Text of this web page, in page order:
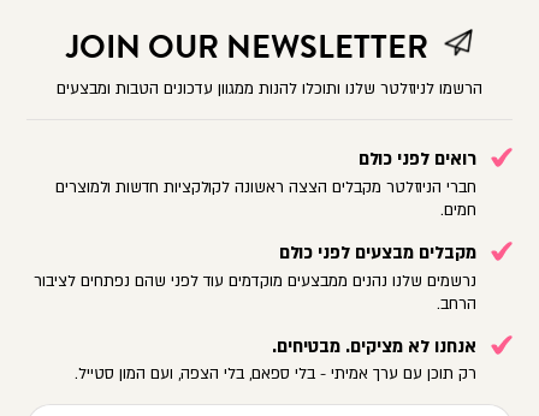
JOIN OUR NEWSLETTER
הרשמו לניוזלטר שלנו ותוכלו להנות ממגוון עדכונים הטבות ומבצעים
רואים לפני כולם
חברי הניוזלטר מקבלים הצצה ראשונה לקולקציות חדשות ולמוצרים
חמים.
מקבלים מבצעים לפני כולם
נרשמים שלנו נהנים ממבצעים מוקדמים עוד לפני שהם נפתחים לציבור
הרחב.
אנחנו לא מציקים. מבטיחים.
רק תוכן עם ערך אמיתי - בלי ספאם, בלי הצפה, ועם המון סטייל.